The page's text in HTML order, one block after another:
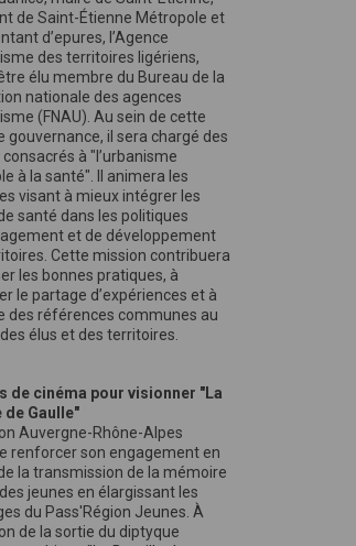
de Saint-Étienne Métropole et
d’epures, l’Agence
des territoires ligériens,
élu membre du Bureau de la
nationale des agences
(FNAU). Au sein de cette
gouvernance, il sera chargé des
à "l’urbanisme
à la santé". Il animera les
visant à mieux intégrer les
santé dans les politiques
et de développement
Cette mission contribuera
les bonnes pratiques, à
le partage d’expériences et à
des références communes au
élus et des territoires.
de cinéma pour visionner "La
de Gaulle"
Auvergne-Rhône-Alpes
renforcer son engagement en
la transmission de la mémoire
jeunes en élargissant les
du Pass'Région Jeunes. À
de la sortie du diptyque